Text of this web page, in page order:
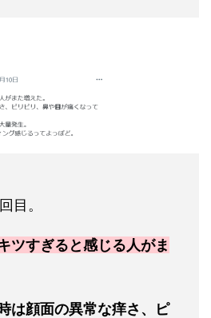
目。
ツすぎると感じる人がま
は顔面の異常な痒さ、ピ